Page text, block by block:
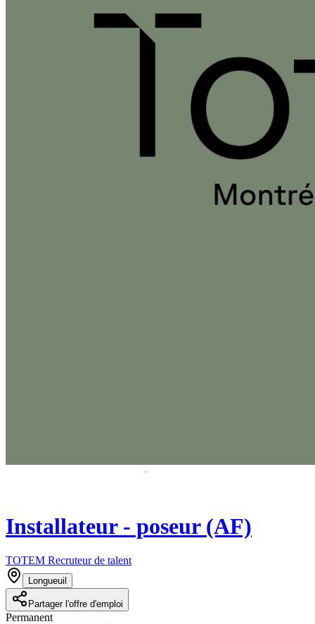
Installateur - poseur (AF)
TOTEM Recruteur de talent
Longueuil
Partager l'offre d'emploi
Permanent